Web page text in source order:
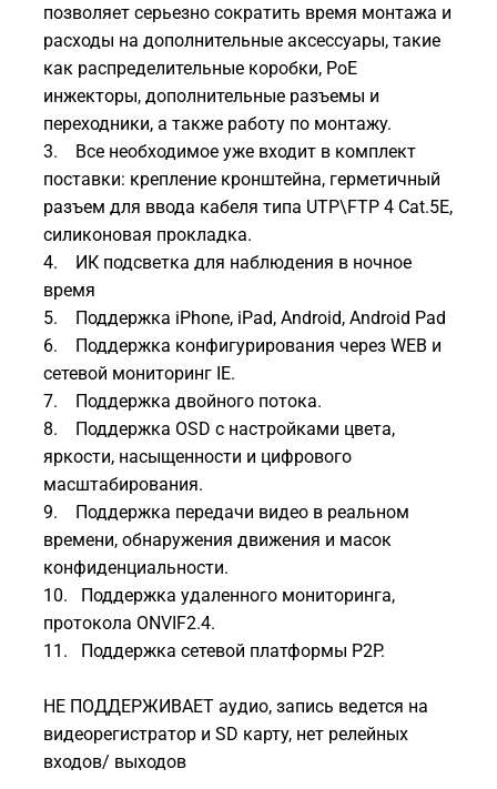
позволяет серьезно сократить время монтажа и
расходы на дополнительные аксессуары, такие
как распределительные коробки, РоЕ
инжекторы, дополнительные разъемы и
переходники, а также работу по монтажу.
3. Все необходимое уже входит в комплект
поставки: крепление кронштейна, герметичный
разъем для ввода кабеля типа UTP\FTP 4 Cat.5E,
силиконовая прокладка.
4. ИК подсветка для наблюдения в ночное
время
5. Поддержка iPhone, iPad, Android, Android Pad
6. Поддержка конфигурирования через WEB и
сетевой мониторинг IE.
7. Поддержка двойного потока.
8. Поддержка OSD с настройками цвета,
яркости, насыщенности и цифрового
масштабирования.
9. Поддержка передачи видео в реальном
времени, обнаружения движения и масок
конфиденциальности.
10. Поддержка удаленного мониторинга,
протокола ONVIF2.4.
11. Поддержка сетевой платформы P2P.
НЕ ПОДДЕРЖИВАЕТ аудио, запись ведется на
видеорегистратор и SD карту, нет релейных
входов/ выходов